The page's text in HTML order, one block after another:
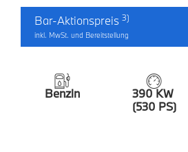
Bar-Aktionspreis 3)
inkl. MwSt. und Bereitstellung
Benzin
390 KW
(530 PS)